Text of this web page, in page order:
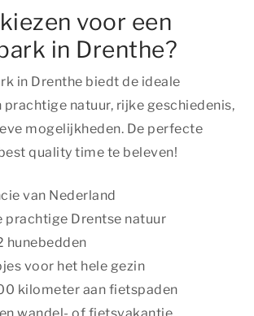
voor een
in Drenthe?
in Drenthe biedt de ideale
natuur, rijke geschiedenis,
mogelijkheden. De perfecte
quality time te beleven!
van Nederland
prachtige Drentse natuur
hunebedden
voor het hele gezin
kilometer aan fietspaden